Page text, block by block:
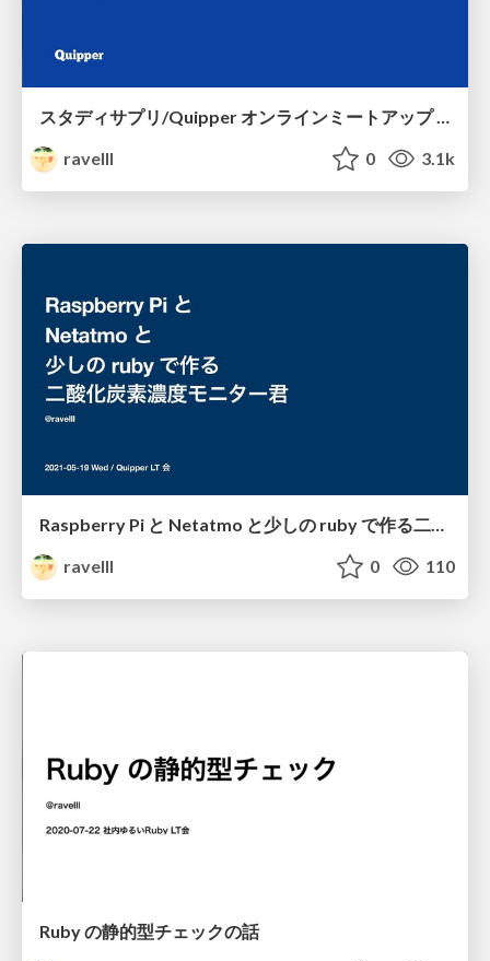
スタディサプリ/Quipper オンラインミートアップ #1（Webエンジニア） / 新規サービス開発チームの紹介 / Studysapuri online meetup #1
ravelll
0 3.1k
ravelll
0 110
Ruby の静的型チェックの話